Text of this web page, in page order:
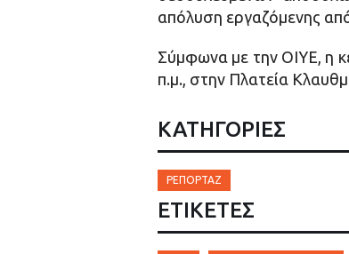
απόλυση εργαζόμενης
Σύμφωνα με την ΟΙΥΕ, η
π.μ., στην Πλατεία
ΚΑΤΗΓΟΡΙΕΣ
ΡΕΠΟΡΤΆΖ
ΕΤΙΚΈΤΕΣ